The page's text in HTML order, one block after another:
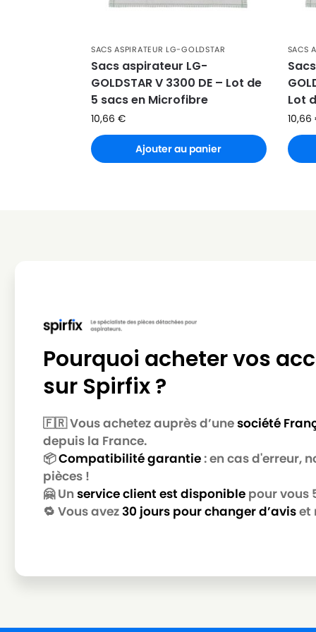
LG-GOLDSTAR
LG-GOLDSTAR PASSION
LG-GOLDSTAR
LG-GOLDSTAR REY (Série)
LG-GOLDSTAR
LG-GOLDSTAR SER 4570
LG-GOLDSTAR
LG-GOLDSTAR SUPER PJG
LG-GOLDSTAR
LG-GOLDSTAR T 2700
LG-GOLDSTAR
LG-GOLDSTAR
LG-GOLDSTAR TB 34
LG-GOLDSTAR
LG-GOLDSTAR
LG-GOLDSTAR
LG-GOLDSTAR TURBO 3100 B
LG-GOLDSTAR
LG-GOLDSTAR TURBO 3200
LG-GOLDSTAR
LG-GOLDSTAR TURBO 33 GS
LG-GOLDSTAR
LG-GOLDSTAR TURBO PLUS
SACS ASPIRATEUR LG-GOLDSTAR
Sacs aspirateur LG-
GOLDSTAR V 3300 DE – Lot de
5 sacs en Microfibre
10,66 €
Ajouter au panier
SACS
Lot
10,66
Pourquoi acheter vos
sur Spirfix ?
🇫🇷 Vous achetez auprès d’unesociété
depuis la France.
📦Compatibilité garantie: en cas d'erreur,
pièces !
🤗 Un service client est disponible pour vous
🔁 Vous avez30 jours pour changer d’aviset